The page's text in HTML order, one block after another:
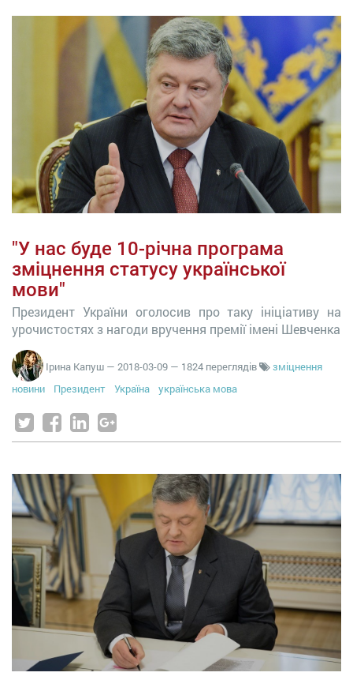
"У нас буде 10-річна програма
зміцнення статусу української
мови"
Президент України оголосив про таку ініціативу на
урочистостях з нагоди вручення премії імені Шевченка
Ірина Капуш — 2018-03-09 — 1824 переглядів
зміцнення
новини
Президент Україна українська мова